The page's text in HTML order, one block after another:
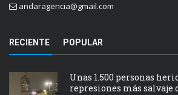
andaragencia@gmail.com
RECIENTE POPULAR
Unas 1.500 personas
represiones más